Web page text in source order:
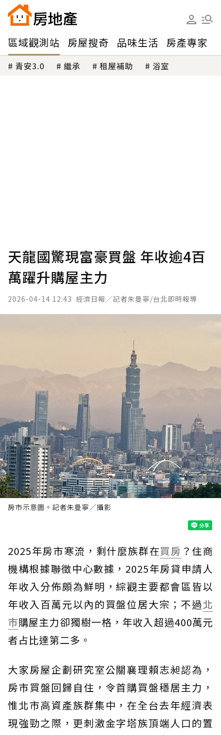
區域觀測站 房屋搜奇 品味生活 房產專家
青安3.0 繼承 租屋補助 浴室
天龍國驚現富豪買盤 年收逾4百
萬躍升購屋主力
2026-04-14 12:43 經濟日報／記者朱曼寧/台北即時報導
房市示意圖。記者朱曼寧／攝影
2025年房市寒流，剩什麼族群在買房 ？住商
機構根據聯徵中心數據，2025年房貸申請人
年收入分佈頗為鮮明，綜觀主要都會區皆以
年收入百萬元以內的買盤位居大宗；不過北
市購屋主力卻獨樹一格，年收入超過400萬元
者占比達第二多。
大家房屋企劃研究室公關襄理賴志昶認為，
房市買盤回歸自住，令首購買盤穩居主力，
惟北市高資產族群集中，在全台去年經濟表
現強勁之際，更刺激金字塔族頂端人口的置